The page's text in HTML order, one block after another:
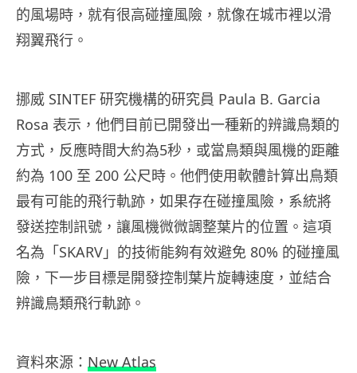
的風場時，就有很高碰撞風險，就像在城市裡以滑
翔翼飛行。
挪威 SINTEF 研究機構的研究員 Paula B. Garcia
Rosa 表示，他們目前已開發出一種新的辨識鳥類的
方式，反應時間大約為5秒，或當鳥類與風機的距離
約為 100 至 200 公尺時。他們使用軟體計算出鳥類
最有可能的飛行軌跡，如果存在碰撞風險，系統將
發送控制訊號，讓風機微微調整葉片的位置。這項
名為「SKARV」的技術能夠有效避免 80% 的碰撞風
險，下一步目標是開發控制葉片旋轉速度，並結合
辨識鳥類飛行軌跡。
資料來源： New Atlas